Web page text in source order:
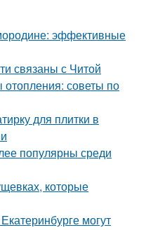
эффективные
связаны с Читой
отопления: советы по
для плитки в
популярны среди
которые
могут